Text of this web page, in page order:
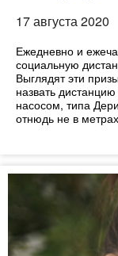
17 августа 2020
Ежедневно и
социальную
Выглядят эти
назвать
насосом, типа
отнюдь не в